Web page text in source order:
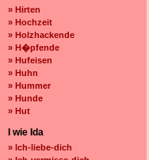
» Hirten
» Hochzeit
» Holzhackende
» H�pfende
» Hufeisen
» Huhn
» Hummer
» Hunde
» Hut
I wie Ida
» Ich-liebe-dich